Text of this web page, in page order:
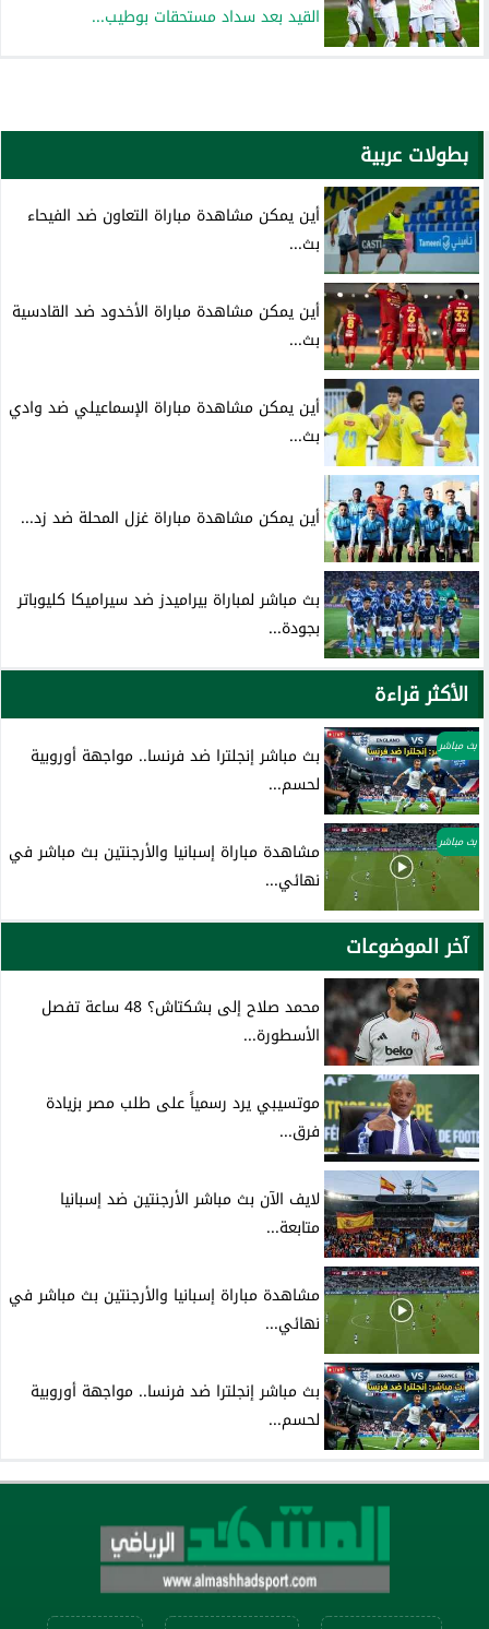
القيد بعد سداد مستحقات بوطيب...
بطولات عربية
أين يمكن مشاهدة مباراة التعاون ضد الفيحاء
بث...
أين يمكن مشاهدة مباراة الأخدود ضد القادسية
بث...
أين يمكن مشاهدة مباراة الإسماعيلي ضد وادي
بث...
أين يمكن مشاهدة مباراة غزل المحلة ضد زد...
بث مباشر لمباراة بيراميدز ضد سيراميكا كليوباتر
بجودة...
الأكثر قراءة
بث مباشر
بث مباشر إنجلترا ضد فرنسا.. مواجهة أوروبية
لحسم...
بث مباشر
مشاهدة مباراة إسبانيا والأرجنتين بث مباشر في
نهائي...
آخر الموضوعات
محمد صلاح إلى بشكتاش؟ 48 ساعة تفصل
الأسطورة...
موتسيبي يرد رسمياً على طلب مصر بزيادة
فرق...
لايف الآن بث مباشر الأرجنتين ضد إسبانيا
متابعة...
مشاهدة مباراة إسبانيا والأرجنتين بث مباشر في
نهائي...
بث مباشر إنجلترا ضد فرنسا.. مواجهة أوروبية
لحسم...